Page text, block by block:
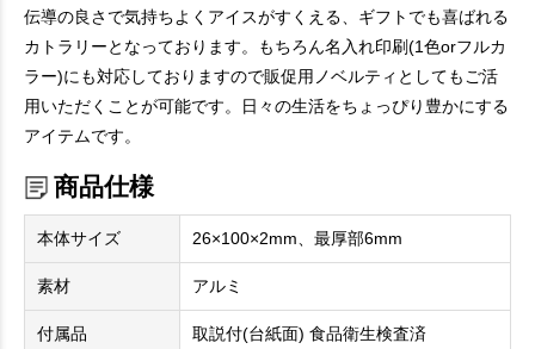
伝導の良さで気持ちよくアイスがすくえる、ギフトでも喜ばれる
カトラリーとなっております。もちろん名入れ印刷(1色orフルカ
ラー)にも対応しておりますので販促用ノベルティとしてもご活
用いただくことが可能です。日々の生活をちょっぴり豊かにする
アイテムです。
商品仕様
本体サイズ 26×100×2mm、最厚部6mm
素材 アルミ
付属品 取説付(台紙面) 食品衛生検査済